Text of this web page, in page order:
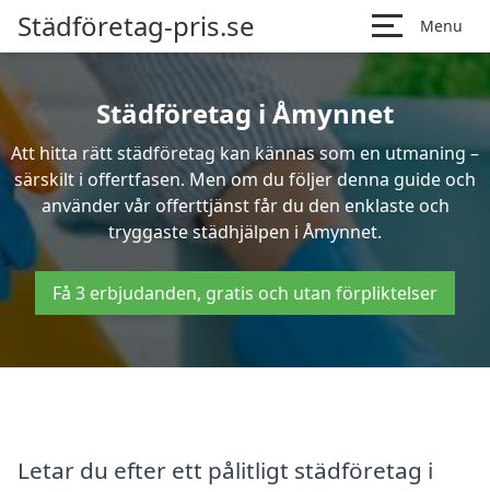
Städföretag-pris.se Menu
Städföretag i Åmynnet
Att hitta rätt städföretag kan kännas som en utmaning –
särskilt i offertfasen. Men om du följer denna guide och
använder vår offerttjänst får du den enklaste och
tryggaste städhjälpen i Åmynnet.
Få 3 erbjudanden, gratis och utan förpliktelser
Letar du efter ett pålitligt städföretag i